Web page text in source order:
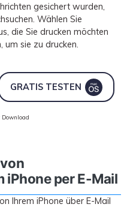
gesichert wurden,
Wählen Sie
die Sie drucken möchten
um sie zu drucken.
GRATIS TESTEN
Download
per E-Mail
Ihrem iPhone über E-Mail